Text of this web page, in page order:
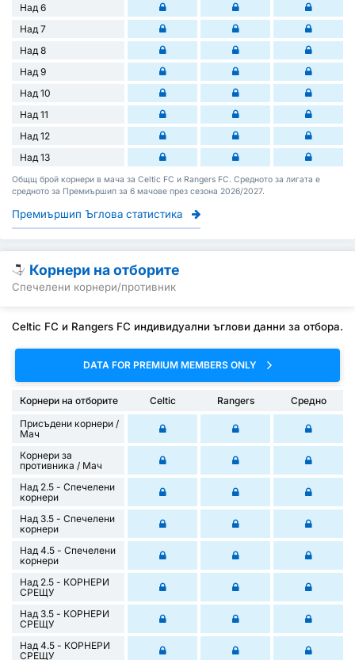
Над 6
Над 7
Над 8
Над 9
Над 10
Над 11
Над 12
Над 13
Общщ брой корнери в мача за Celtic FC и Rangers FC. Средното за лигата е
средното за Премиършип за 6 мачове през сезона 2026/2027.
Премиършип Ъглова статистика
Корнери на отборите
Спечелени корнери/противник
Celtic FC и Rangers FC индивидуални ъглови данни за отбора.
DATA FOR PREMIUM MEMBERS ONLY
Корнери на отборите Celtic Rangers
Средно
Присъдени корнери /
Mач
Корнери за
противника / Мач
Над 2.5 - Спечелени
корнери
Над 3.5 - Спечелени
корнери
Над 4.5 - Спечелени
корнери
Над 2.5 - КОРНЕРИ
СРЕЩУ
Над 3.5 - КОРНЕРИ
СРЕЩУ
Над 4.5 - КОРНЕРИ
СРЕЩУ